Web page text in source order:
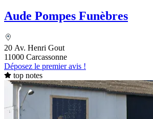
Aude Pompes Funèbres
20 Av. Henri Gout
11000 Carcassonne
Déposez le premier avis !
top notes